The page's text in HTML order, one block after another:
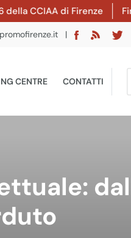
CCIAA di Firenze
|
CENTRE CONTATTI
dal